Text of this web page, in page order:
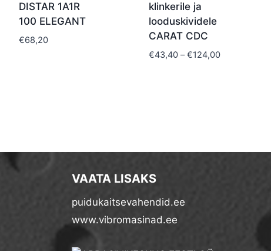
DISTAR 1A1R
100 ELEGANT
€68,20
klinkerile ja
looduskividele
CARAT CDC
€43,40 – €124,00Price
VAATA LISAKS
puidukaitsevahendid.ee
www.vibromasinad.ee